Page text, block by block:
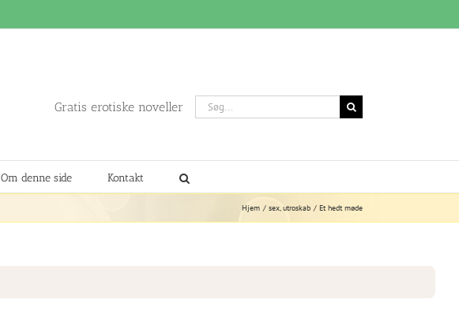
Gratis erotiske noveller
Søg
efter:
Om denne side Kontakt
Hjem sex utroskab Et hedt møde